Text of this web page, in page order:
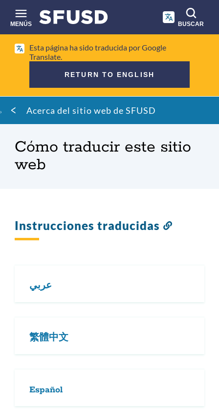
contenido
principal
MENÚS BUSCAR
BúsquedaEsta página ha sido traducida por Google
Translate.
RETURN TO ENGLISH
MigajaAcerca del sitio web de SFUSD
Cómo traducir este sitio
web
Instrucciones traducidas
عربي
繁體中文
Español